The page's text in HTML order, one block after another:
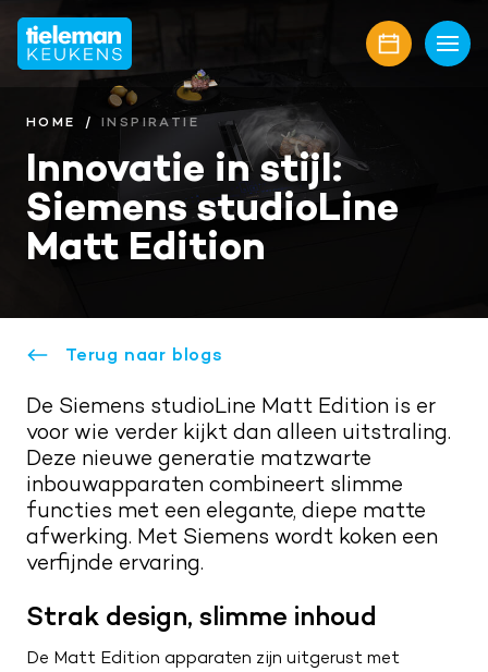
Home
Keukens
Onze collectie
Keukenmerken
Keukenfronten
Keukenapparatuur
Keukenaccessoires
Keukenrenovatie
Showroom
Showroomaanbiedingen
Inspiratie
Keukenstijlen
Keukenmagazine
Geplaatste keukens
Maatwerk interieur
Nieuwbouw
Alle projecten
Onze diensten
Onze projectpartners
Over ons
Awards
Aanschaf en plaatsing
Geschiedenis familiebedrijf
Kwaliteit en service
Merken
Verkoopadviseurs
Vacatures
Contact
Afspraak maken
Bel mij terug
Nieuwsbrief
Route naar showroom
Servicemelding
Maak een afspraak
HOME INSPIRATIE
Innovatie in stijl:
Siemens studioLine
Matt Edition
Terug naar blogs
De Siemens studioLine Matt Edition is er
voor wie verder kijkt dan alleen uitstraling.
Deze nieuwe generatie matzwarte
inbouwapparaten combineert slimme
functies met een elegante, diepe matte
afwerking. Met Siemens wordt koken een
verfijnde ervaring.
Strak design, slimme inhoud
De Matt Edition apparaten zijn uitgerust met